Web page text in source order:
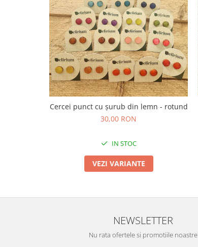
TOATE Produsele Zero Waste
TOATE Produsele Personalizate
Cercei punct cu șurub din lemn - rotund
30,00 RON
IN STOC
VEZI VARIANTE
NEWSLETTER
Nu rata ofertele si promotiile noastre